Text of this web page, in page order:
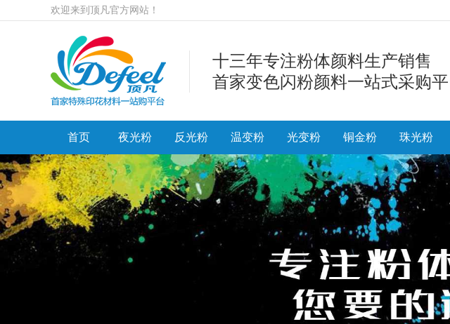
欢迎来到顶凡官方网站！
十三年专注粉体颜料生产销售
首家变色闪粉颜料一站式采购
首页 夜光粉 反光粉 温变粉 光变粉 铜金粉 珠光粉